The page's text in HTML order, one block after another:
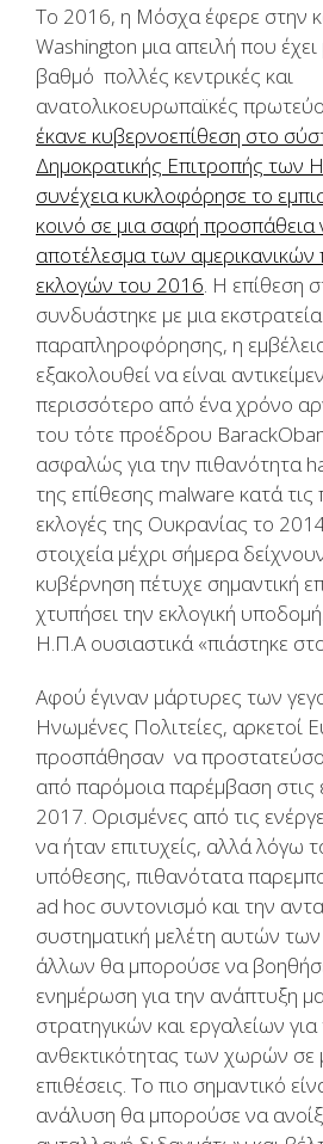
Το 2016, η Μόσχα έφερε στην
Washington μια απειλή που
βαθμό πολλές κεντρικές και
ανατολικοευρωπαϊκές
έκανε κυβερνοεπίθεση στο
Δημοκρατικής Επιτροπής των
συνέχεια κυκλοφόρησε το
κοινό σε μια σαφή προσπάθεια
αποτέλεσμα των
εκλογών του 2016. Η επίθεση
συνδυάστηκε με μια εκστρατεία
παραπληροφόρησης, η
εξακολουθεί να είναι
περισσότερο από ένα χρόνο
του τότε προέδρου
ασφαλώς για την πιθανότητα
της επίθεσης malware κατά τις
εκλογές της Ουκρανίας το
στοιχεία μέχρι σήμερα
κυβέρνηση πέτυχε σημαντική
χτυπήσει την εκλογική
Η.Π.Α ουσιαστικά «πιάστηκε
Αφού έγιναν μάρτυρες των
Ηνωμένες Πολιτείες, αρκετοί
προσπάθησαν να
από παρόμοια παρέμβαση στις
2017. Ορισμένες από τις
να ήταν επιτυχείς, αλλά λόγω
υπόθεσης, πιθανότατα
ad hoc συντονισμό και την
συστηματική μελέτη αυτών
άλλων θα μπορούσε να
ενημέρωση για την ανάπτυξη
στρατηγικών και εργαλείων
ανθεκτικότητας των χωρών σε
επιθέσεις. Το πιο σημαντικό
ανάλυση θα μπορούσε να